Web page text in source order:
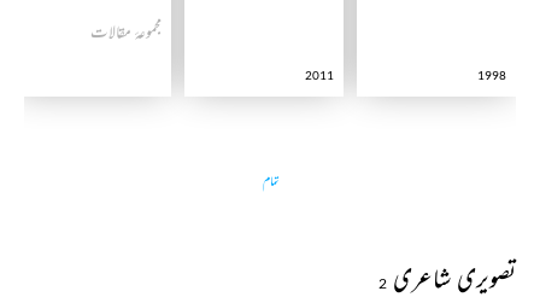
1998
2011
مجموعۂ مقالات
تمام
تصویری شاعری 2